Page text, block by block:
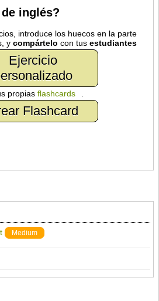
inglés?
introduce los huecos en la parte
ycompártelo con tusestudiantes
Ejercicio
propiasflashcards
Flashcard
Medium